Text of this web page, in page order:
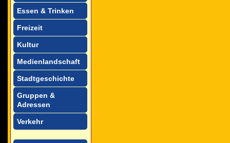
Essen & Trinken
Freizeit
Kultur
Medienlandschaft
Stadtgeschichte
Gruppen &
Adressen
Verkehr